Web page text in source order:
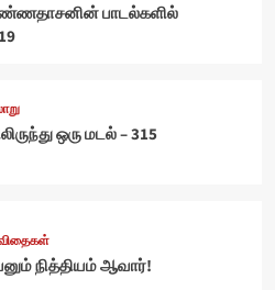
பாடல்களில்
ஒரு மடல் – 315
நித்தியம் ஆவார்!